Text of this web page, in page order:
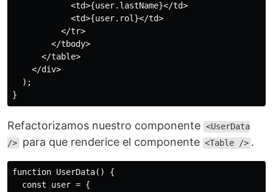
            <td>{user.lastName}</td>
            <td>{user.rol}</td>
          </tr>
        </tbody>
      </table>
    </div>
  );
Refactorizamos nuestro componente <UserData
/> para que renderice el componente <Table /> .
function UserData() {
  const user = {